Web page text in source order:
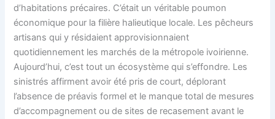
d’habitations précaires. C’était un véritable poumon
économique pour la filière halieutique locale. Les pêcheurs
artisans qui y résidaient approvisionnaient
quotidiennement les marchés de la métropole ivoirienne.
Aujourd’hui, c’est tout un écosystème qui s’effondre. Les
sinistrés affirment avoir été pris de court, déplorant
l’absence de préavis formel et le manque total de mesures
d’accompagnement ou de sites de recasement avant le